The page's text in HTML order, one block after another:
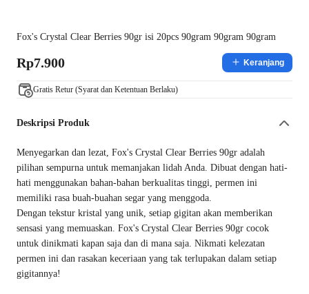
Fox's Crystal Clear Berries 90gr isi 20pcs 90gram 90gram 90gram
Rp7.900 Keranjang
Gratis Retur (Syarat dan Ketentuan Berlaku)
Deskripsi Produk
Menyegarkan dan lezat, Fox's Crystal Clear Berries 90gr adalah
pilihan sempurna untuk memanjakan lidah Anda. Dibuat dengan hati-
hati menggunakan bahan-bahan berkualitas tinggi, permen ini
memiliki rasa buah-buahan segar yang menggoda.
Dengan tekstur kristal yang unik, setiap gigitan akan memberikan
sensasi yang memuaskan. Fox's Crystal Clear Berries 90gr cocok
untuk dinikmati kapan saja dan di mana saja. Nikmati kelezatan
permen ini dan rasakan keceriaan yang tak terlupakan dalam setiap
gigitannya!